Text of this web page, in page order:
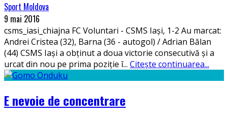
Sport Moldova
9 mai 2016
csms_iasi_chiajna FC Voluntari - CSMS Iași, 1-2 Au marcat:
Andrei Cristea (32), Barna (36 - autogol) / Adrian Bălan
(44) CSMS Iași a obținut a doua victorie consecutivă și a
urcat din nou pe prima poziție î... Citește continuarea...
E nevoie de concentrare